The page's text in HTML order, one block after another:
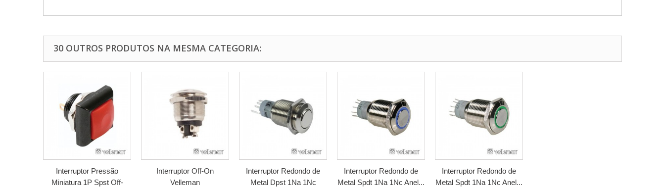
30 OUTROS PRODUTOS NA MESMA CATEGORIA:
Interruptor Pressão
Miniatura 1P Spst Off-
Interruptor Off-On
Velleman
Interruptor Redondo de
Metal Dpst 1Na 1Nc
Interruptor Redondo de
Metal Spdt 1Na 1Nc Anel...
Interruptor Redondo de
Metal Spdt 1Na 1Nc Anel...